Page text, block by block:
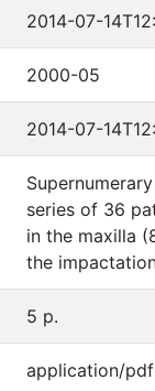
2014-07-
2000-05
2014-07-
series of 36
in the maxilla
the
5 p.
application/pdf